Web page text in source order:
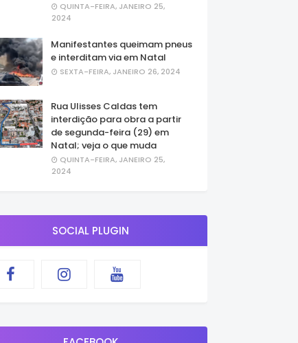
QUINTA-FEIRA, JANEIRO 25,
2024
Manifestantes queimam pneus
e interditam via em Natal
SEXTA-FEIRA, JANEIRO 26, 2024
Rua Ulisses Caldas tem
interdição para obra a partir
de segunda-feira (29) em
Natal; veja o que muda
QUINTA-FEIRA, JANEIRO 25,
2024
SOCIAL PLUGIN